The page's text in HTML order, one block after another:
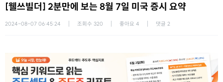
[웰쓰빌더] 2분만에 보는 8월 7일 미국 증시 요약
2024-08-07 06:45:24 조회수 320 좋아요 4 댓글 2